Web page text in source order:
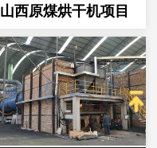
山西原煤烘干机项目